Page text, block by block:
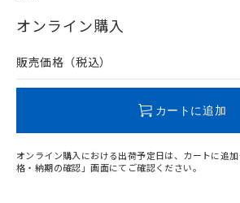
"対応済み"や非含有の記載がされた商
在庫等で未対応品が混在する可能性が
非含有品が必要な際は、弊社営業部門
問い合わせください。
この製品のRoHS/
オンライン購入
販売価格（税込）
カートに追加
オンライン購入における出荷予定日は、カートに追
格・納期の確認」画面にてご確認ください。